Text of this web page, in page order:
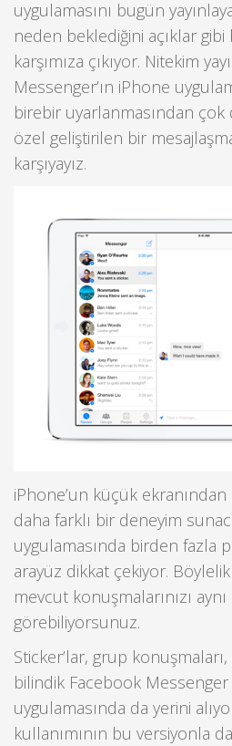
uygulamasını bugün
neden beklediğini açıklar
karşımıza çıkıyor. Nitekim
Messenger’ın iPhone
birebir uyarlanmasından çok
özel geliştirilen bir
karşıyayız.
iPhone’un küçük
daha farklı bir deneyim
uygulamasında birden fazla
arayüz dikkat çekiyor.
mevcut konuşmalarınızı
görebiliyorsunuz.
Sticker’lar, grup
bilindik Facebook
uygulamasında da yerini
kullanımının bu versiyonla